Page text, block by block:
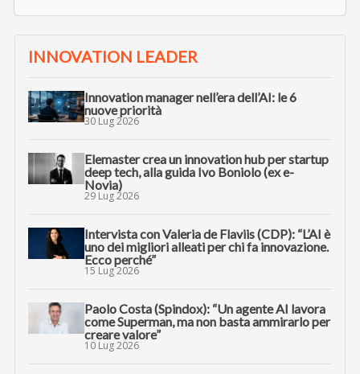
INNOVATION LEADER
Innovation manager nell’era dell’AI: le 6
nuove priorità
30 Lug 2026
Elemaster crea un innovation hub per startup
deep tech, alla guida Ivo Boniolo (ex e-
Novia)
29 Lug 2026
Intervista con Valeria de Flaviis (CDP): “L’AI è
uno dei migliori alleati per chi fa innovazione.
Ecco perché”
15 Lug 2026
Paolo Costa (Spindox): “Un agente AI lavora
come Superman, ma non basta ammirarlo per
creare valore”
10 Lug 2026